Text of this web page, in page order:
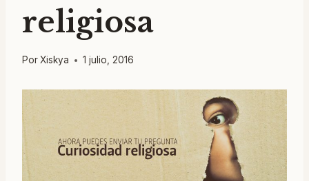
religiosa
PorXiskya 1 julio, 2016